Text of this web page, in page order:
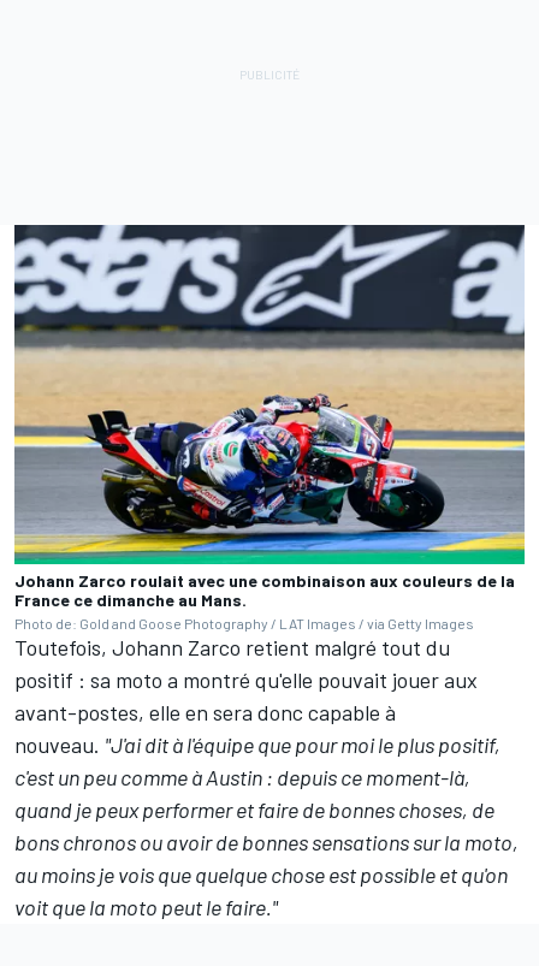
Johann Zarco roulait avec une combinaison aux couleurs de la
France ce dimanche au Mans.
Photo de: Gold and Goose Photography / LAT Images / via Getty Images
Toutefois, Johann Zarco retient malgré tout du
positif : sa moto a montré qu'elle pouvait jouer aux
avant-postes, elle en sera donc capable à
nouveau. "J'ai dit à l'équipe que pour moi le plus positif,
c'est un peu comme à Austin : depuis ce moment-là,
quand je peux performer et faire de bonnes choses, de
bons chronos ou avoir de bonnes sensations sur la moto,
au moins je vois que quelque chose est possible et qu'on
voit que la moto peut le faire."